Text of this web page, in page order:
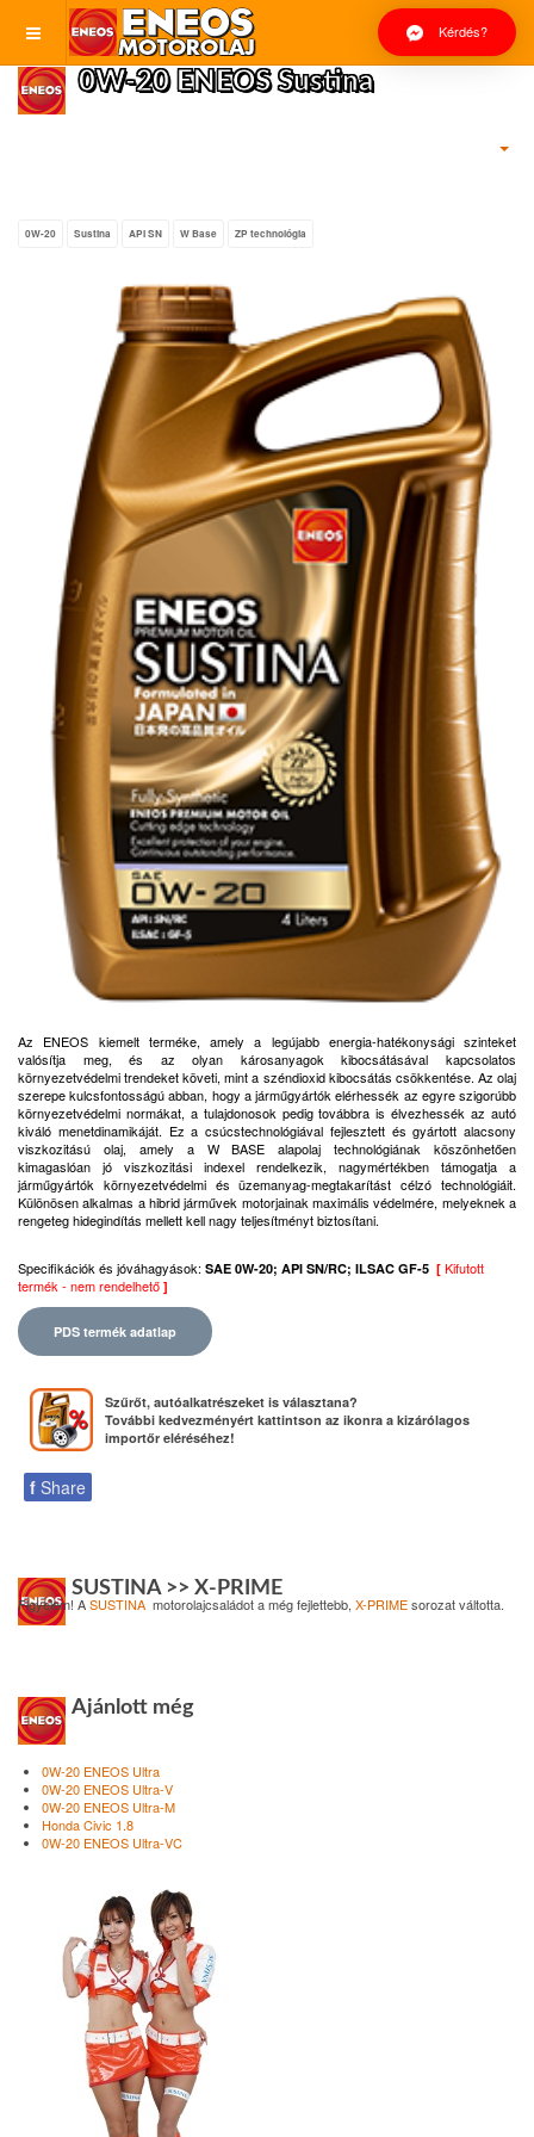
Kérdés?
0W-20 ENEOS Sustina
0W-20 Sustina API SN W Base ZP technológia
Az ENEOS kiemelt terméke, amely a legújabb energia-hatékonysági szinteket
valósítja meg, és az olyan károsanyagok kibocsátásával kapcsolatos
környezetvédelmi trendeket követi, mint a széndioxid kibocsátás csökkentése. Az olaj
szerepe kulcsfontosságú abban, hogy a járműgyártók elérhessék az egyre szigorúbb
környezetvédelmi normákat, a tulajdonosok pedig továbbra is élvezhessék az autó
kiváló menetdinamikáját. Ez a csúcstechnológiával fejlesztett és gyártott alacsony
viszkozitású olaj, amely a W BASE alapolaj technológiának köszönhetően
kimagaslóan jó viszkozitási indexel rendelkezik, nagymértékben támogatja a
járműgyártók környezetvédelmi és üzemanyag-megtakarítást célzó technológiáit.
Különösen alkalmas a hibrid járművek motorjainak maximális védelmére, melyeknek a
rengeteg hidegindítás mellett kell nagy teljesítményt biztosítani.
Specifikációk és jóváhagyások: SAE 0W-20; API SN/RC; ILSAC GF-5 [ Kifutott
termék - nem rendelhető ]
PDS termék adatlap
Szűrőt, autóalkatrészeket is választana?
További kedvezményért kattintson az ikonra a kizárólagos
importőr eléréséhez!
f Share
SUSTINA >> X-PRIME
Figyelem! ASUSTINA motorolajcsaládot a még fejlettebb, X-PRIMEsorozat váltotta.
Ajánlott még
0W-20 ENEOS Ultra
0W-20 ENEOS Ultra-V
0W-20 ENEOS Ultra-M
Honda Civic 1.8
0W-20 ENEOS Ultra-VC